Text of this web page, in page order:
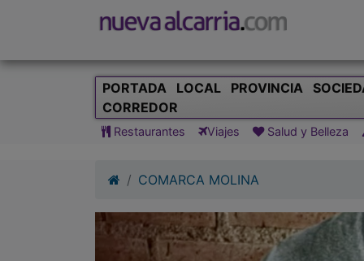
PORTADA LOCAL PROVINCIA
CORREDOR
Restaurantes Viajes Salud y Belleza
COMARCA MOLINA